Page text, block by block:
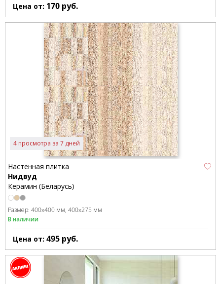
Цена от: 170 руб.
4 просмотра за 7 дней
Настенная плитка
Нидвуд
Керамин (Беларусь)
Размер: 400x400 мм 400x275 мм
В наличии
Цена от: 495 руб.